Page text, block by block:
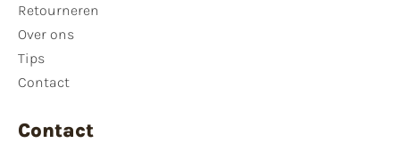
Retourneren
Over ons
Tips
Contact
Contact